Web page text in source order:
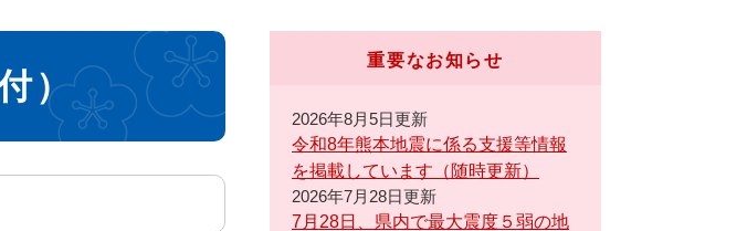
）
重要なお知らせ
2026年8月5日更新
令和8年熊本地震に係る支援等情報
を掲載しています（随時更新）
2026年7月28日更新
7月28日、県内で最大震度５弱の地